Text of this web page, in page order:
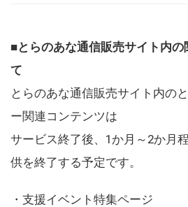
■とらのあな通信販売サイト内
て
とらのあな通信販売サイト内の
ー関連コンテンツは
サービス終了後、1か月～2か月
供を終了する予定です。
・支援イベント特集ページ